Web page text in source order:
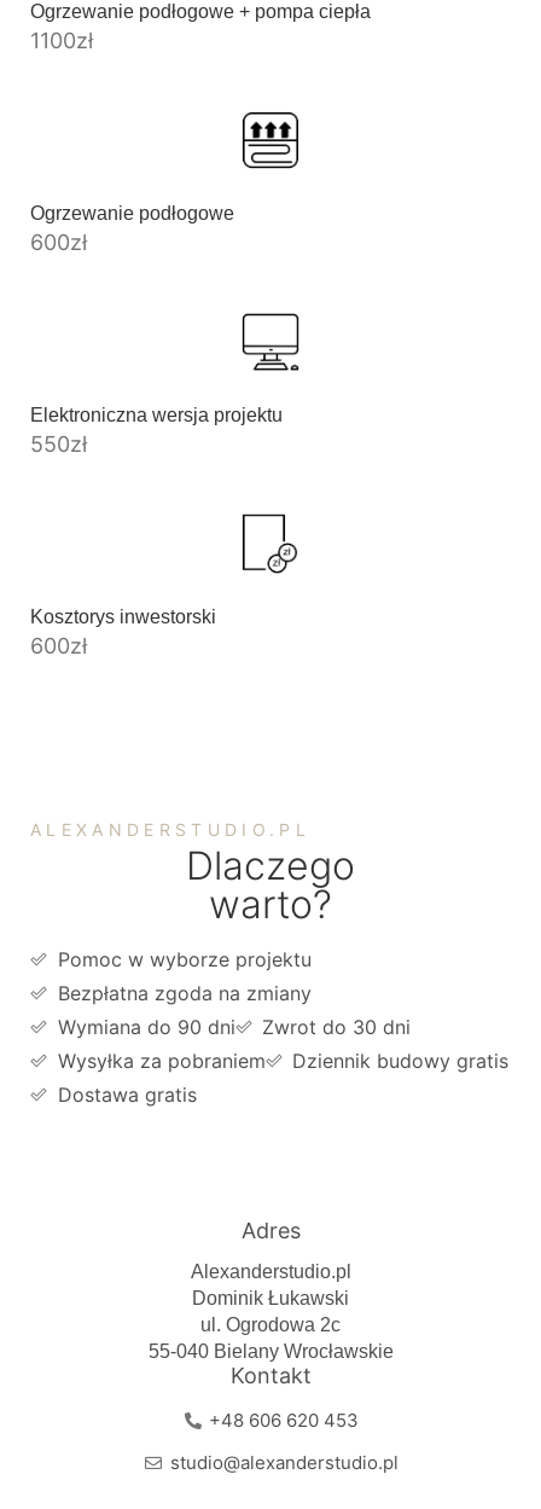
Ogrzewanie podłogowe + pompa ciepła
1100zł
Ogrzewanie podłogowe
600zł
Elektroniczna wersja projektu
550zł
Kosztorys inwestorski
600zł
ALEXANDERSTUDIO.PL
Dlaczego
warto?
Pomoc w wyborze projektu
Bezpłatna zgoda na zmiany
Wymiana do 90 dni
Zwrot do 30 dni
Wysyłka za pobraniem
Dziennik budowy gratis
Dostawa gratis
Adres
Alexanderstudio.pl
Dominik Łukawski
ul. Ogrodowa 2c
55-040 Bielany Wrocławskie
Kontakt
+48 606 620 453
studio@alexanderstudio.pl